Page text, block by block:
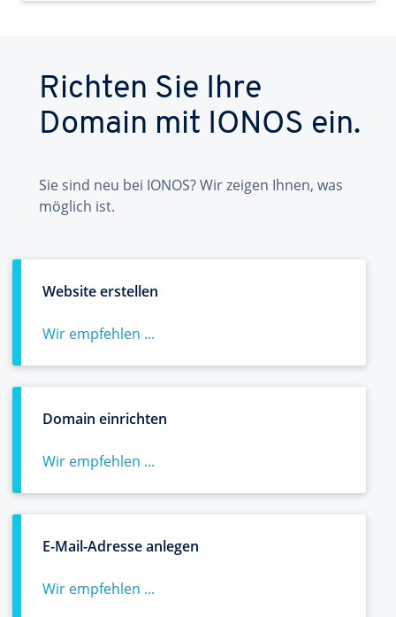
Richten Sie Ihre
Domain mit IONOS ein.
Sie sind neu bei IONOS? Wir zeigen Ihnen, was
möglich ist.
Website erstellen
Wir empfehlen ...
Domain einrichten
Wir empfehlen ...
E-Mail-Adresse anlegen
Wir empfehlen ...